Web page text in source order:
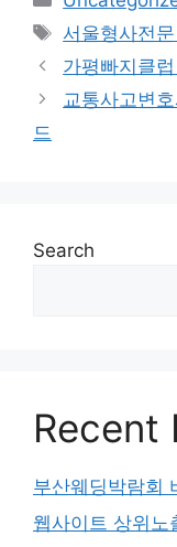
Tags
서울형사전
가평빠지클
교통사고변
드
Search
Recent
부산웨딩박람회
웹사이트 상위노